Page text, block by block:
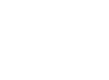
in, Color: Negro, Talla: L